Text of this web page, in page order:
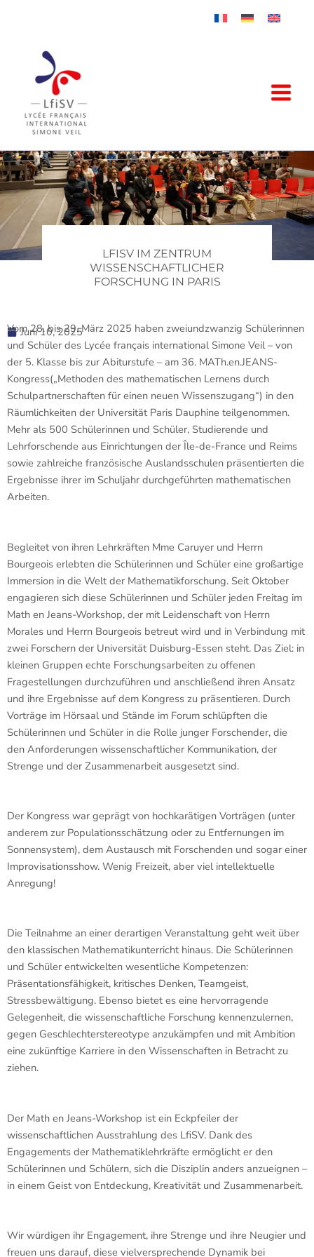
LFISV IM ZENTRUM
WISSENSCHAFTLICHER
FORSCHUNG IN PARIS
Juni 10, 2025
Vom 28. bis 29. März 2025 haben zweiundzwanzig Schülerinnen
und Schüler des Lycée français international Simone Veil – von
der 5. Klasse bis zur Abiturstufe – am 36. MATh.en.JEANS-
Kongress(„Methoden des mathematischen Lernens durch
Schulpartnerschaften für einen neuen Wissenszugang“) in den
Räumlichkeiten der Universität Paris Dauphine teilgenommen.
Mehr als 500 Schülerinnen und Schüler, Studierende und
Lehrforschende aus Einrichtungen der Île-de-France und Reims
sowie zahlreiche französische Auslandsschulen präsentierten die
Ergebnisse ihrer im Schuljahr durchgeführten mathematischen
Arbeiten.
Begleitet von ihren Lehrkräften Mme Caruyer und Herrn
Bourgeois erlebten die Schülerinnen und Schüler eine großartige
Immersion in die Welt der Mathematikforschung. Seit Oktober
engagieren sich diese Schülerinnen und Schüler jeden Freitag im
Math en Jeans-Workshop, der mit Leidenschaft von Herrn
Morales und Herrn Bourgeois betreut wird und in Verbindung mit
zwei Forschern der Universität Duisburg-Essen steht. Das Ziel: in
kleinen Gruppen echte Forschungsarbeiten zu offenen
Fragestellungen durchzuführen und anschließend ihren Ansatz
und ihre Ergebnisse auf dem Kongress zu präsentieren. Durch
Vorträge im Hörsaal und Stände im Forum schlüpften die
Schülerinnen und Schüler in die Rolle junger Forschender, die
den Anforderungen wissenschaftlicher Kommunikation, der
Strenge und der Zusammenarbeit ausgesetzt sind.
Der Kongress war geprägt von hochkarätigen Vorträgen (unter
anderem zur Populationsschätzung oder zu Entfernungen im
Sonnensystem), dem Austausch mit Forschenden und sogar einer
Improvisationsshow. Wenig Freizeit, aber viel intellektuelle
Anregung!
Die Teilnahme an einer derartigen Veranstaltung geht weit über
den klassischen Mathematikunterricht hinaus. Die Schülerinnen
und Schüler entwickelten wesentliche Kompetenzen:
Präsentationsfähigkeit, kritisches Denken, Teamgeist,
Stressbewältigung. Ebenso bietet es eine hervorragende
Gelegenheit, die wissenschaftliche Forschung kennenzulernen,
gegen Geschlechterstereotype anzukämpfen und mit Ambition
eine zukünftige Karriere in den Wissenschaften in Betracht zu
ziehen.
Der Math en Jeans-Workshop ist ein Eckpfeiler der
wissenschaftlichen Ausstrahlung des LfiSV. Dank des
Engagements der Mathematiklehrkräfte ermöglicht er den
Schülerinnen und Schülern, sich die Disziplin anders anzueignen –
in einem Geist von Entdeckung, Kreativität und Zusammenarbeit.
Wir würdigen ihr Engagement, ihre Strenge und ihre Neugier und
freuen uns darauf, diese vielversprechende Dynamik bei